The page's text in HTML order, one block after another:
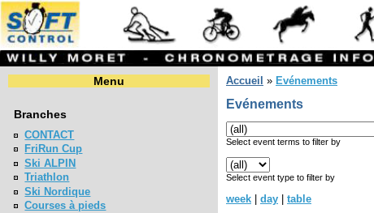
Menu
Branches
CONTACT
FriRun Cup
Ski ALPIN
Triathlon
Ski Nordique
Courses à pieds
Accueil » Evénements
Evénements
Select event terms to filter by
Select event type to filter by
week day
table